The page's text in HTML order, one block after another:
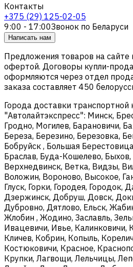
Контакты
+375 (29) 125-02-05
9:00 - 17:00Звонок по Беларуси
Написать нам
Предложения товаров на сайте
офертой. Договоры купли-
оформляются через отдел
заказа составляет 450
Города доставки
"Автолайтэкспресс": Минск,
Гродно, Могилев, Барановичи,
Береза, Березино, Березовка,
Бобруйск , Большая
Браслав, Буда-Кошелево, Быхов,
Верхнедвинск, Ветка, Видзы,
Воложин, Вороново, Высокое,
Глуск, Горки, Городея, Городок,
Дзержинск, Добруш, Довск,
Дубровно, Дятлово, Ельск,
Жлобин , Жодино, Заславль,
Ивацевичи, Ивье, Калинковичи,
Кличев, Кобрин, Копыль,
Костюковичи, Красное,
Крупки, Лагвощи, Лельчицы,